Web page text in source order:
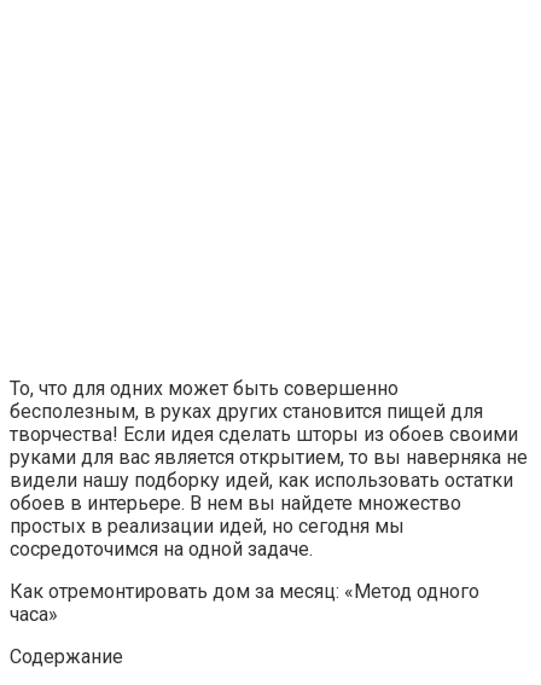
То, что для одних может быть совершенно
бесполезным, в руках других становится пищей для
творчества! Если идея сделать шторы из обоев своими
руками для вас является открытием, то вы наверняка не
видели нашу подборку идей, как использовать остатки
обоев в интерьере. В нем вы найдете множество
простых в реализации идей, но сегодня мы
сосредоточимся на одной задаче.
Как отремонтировать дом за месяц: «Метод одного
часа»
Содержание